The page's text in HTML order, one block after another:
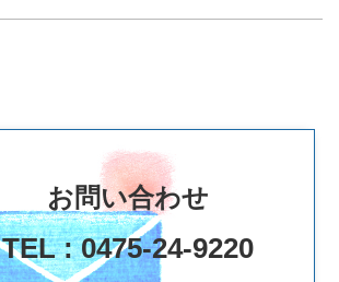
お問い合わせ
TEL : 0475-24-9220